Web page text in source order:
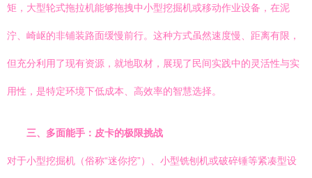
矩，大型轮式拖拉机能够拖拽中小型挖掘机或移动作业设备，在泥
泞、崎岖的非铺装路面缓慢前行。这种方式虽然速度慢、距离有限，
但充分利用了现有资源，就地取材，展现了民间实践中的灵活性与实
用性，是特定环境下低成本、高效率的智慧选择。
三、多面能手：皮卡的极限挑战
对于小型挖掘机（俗称“迷你挖”）、小型铣刨机或破碎锤等紧凑型设